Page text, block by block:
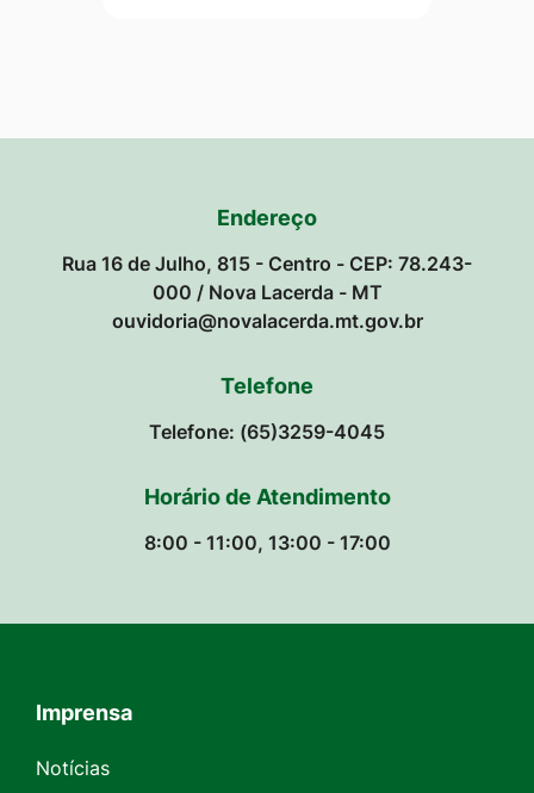
Endereço
Rua 16 de Julho, 815 - Centro - CEP: 78.243-
000 / Nova Lacerda - MT
ouvidoria@novalacerda.mt.gov.br
Telefone
Telefone: (65)3259-4045
Horário de Atendimento
8:00 - 11:00, 13:00 - 17:00
Seção do Rodapé e Contato
Imprensa
Notícias